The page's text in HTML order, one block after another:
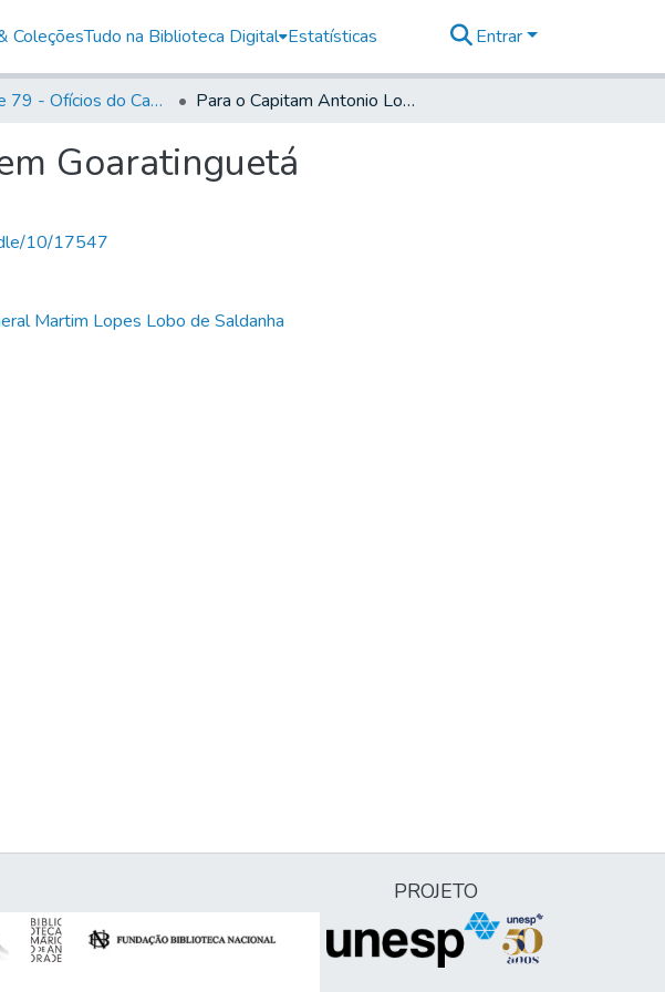
ColeçõesTudo na Biblioteca Digital Estatísticas Entrar
Volume 79 - Ofícios do Capitão General Martim Lopes Lobo de Saldanha (1777) Para o Capitam Antonio Lopes de Lavra, em Goaratinguetá
Goaratinguetá
10/17547
Martim Lopes Lobo de Saldanha
PROJETO